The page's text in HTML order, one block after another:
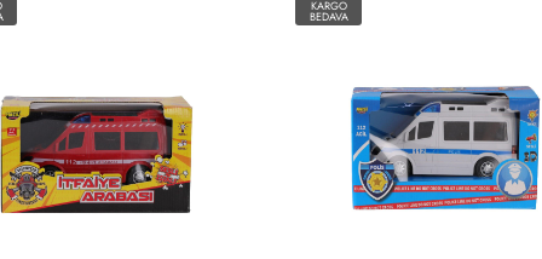
KARGO
BEDAVA